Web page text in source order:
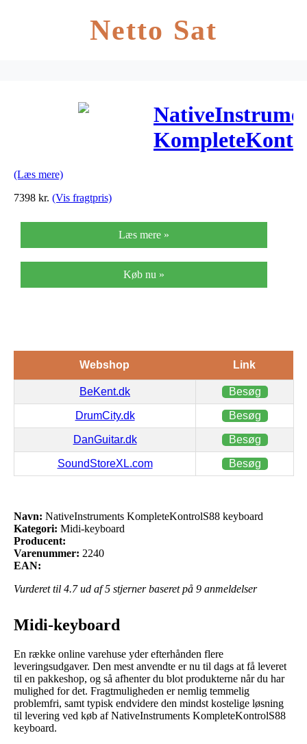
Netto Sat
(Læs mere)
7398 kr. (Vis fragtpris)
Læs mere »
Køb nu »
Webshop Link
BeKent.dk Besøg
DrumCity.dk Besøg
DanGuitar.dk Besøg
SoundStoreXL.com Besøg
Navn: NativeInstruments KompleteKontrolS88 keyboard
Kategori: Midi-keyboard
Producent:
Varenummer: 2240
EAN:
Vurderet til 4.7ud af 5 stjerner baseret på 9 anmeldelser
Midi-keyboard
En række online varehuse yder efterhånden flere
leveringsudgaver. Den mest anvendte er nu til dags at få leveret
til en pakkeshop, og så afhenter du blot produkterne når du har
mulighed for det. Fragtmuligheden er nemlig temmelig
problemfri, samt typisk endvidere den mindst kostelige løsning
til levering ved køb af NativeInstruments KompleteKontrolS88
keyboard.